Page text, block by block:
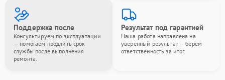
Поддержка после
Консультируем по эксплуатации
— помогаем продлить срок
службы после выполнения
ремонта.
Результат под гарантией
Наша работа направлена на
уверенный результат — берём
ответственность за итог.